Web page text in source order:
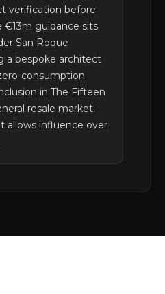
verification before
guidance sits
San Roque
a bespoke architect
consumption
in The Fifteen
resale market.
allows influence over